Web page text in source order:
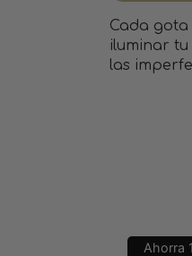
Cada
iluminar tu
las
Ahorra